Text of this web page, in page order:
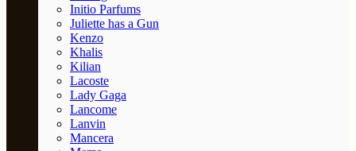
Initio Parfums
Juliette has a Gun
Kenzo
Khalis
Kilian
Lacoste
Lady Gaga
Lancome
Lanvin
Mancera